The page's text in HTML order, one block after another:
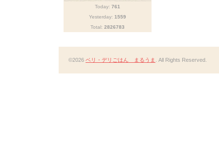
Today: 761
Yesterday: 1559
Total: 2826783
©2026 ベリ・デリごはん まるうま . All Rights Reserved.